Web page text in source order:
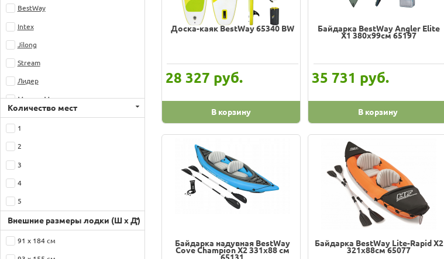
BestWay
Intex
Jilong
Stream
Лидер
Маша и Медведь
Количество мест
1
2
3
4
5
Внешние размеры лодки (Ш х Д)
91 х 184 см
Доска-каяк BestWay 65340 BW
28 327 руб.
В корзину
Байдарка BestWay Angler Elite
X1 380х99см 65197
35 731 руб.
В корзину
Байдарка надувная BestWay
Cove Champion X2 331х88 см
Байдарка BestWay Lite-Rapid X2
321х88см 65077